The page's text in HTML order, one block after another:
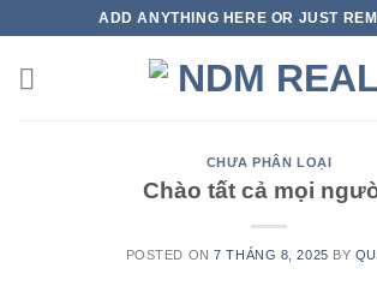
content
ADD ANYTHING HERE OR JUST
CHƯA PHÂN LOẠI
Chào tất cả mọi
POSTED ON7 THÁNG 8, 2025 BY